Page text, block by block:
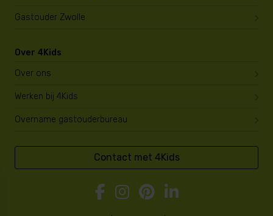
Gastouder Zwolle
Over 4Kids
Over ons
Werken bij 4Kids
Overname gastouderbureau
Contact met 4Kids